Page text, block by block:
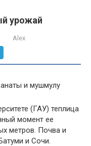
урожай
Alex
и мушмулу
(ГАУ) теплица
момент ее
метров. Почва и
и Сочи.